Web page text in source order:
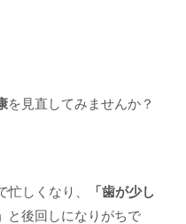
を見直してみませんか？
忙しくなり、
「歯が少し
と後回しになりがちで